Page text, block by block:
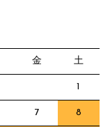
金 土
1
7 8